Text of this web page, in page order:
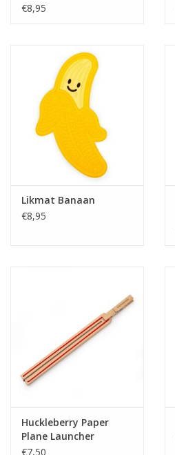
€8,95
Likmat Banaan
€8,95
Huckleberry Paper
Plane Launcher
€7,50